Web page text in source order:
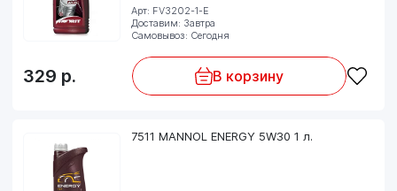
Арт: FV3202-1-E
Доставим: Завтра
Самовывоз: Сегодня
329 р. В корзину
7511 MANNOL ENERGY 5W30 1 л.